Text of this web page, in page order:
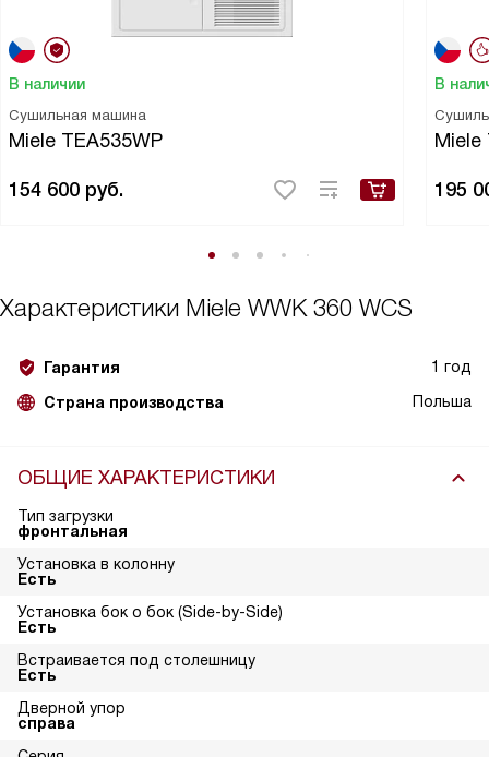
В наличии
Сушильная машина
Miele TEA535WP
154 600 руб.
В
Miele
195
Характеристики Miele WWK 360 WCS
Гарантия 1 год
Страна производства Польша
ОБЩИЕ ХАРАКТЕРИСТИКИ
Тип загрузки
фронтальная
Установка в колонну
Есть
Установка бок о бок (Side-by-Side)
Есть
Встраивается под столешницу
Есть
Дверной упор
справа